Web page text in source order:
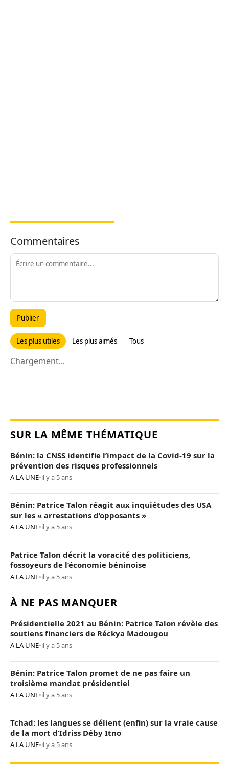
Commentaires
Publier
Les plus utiles Les plus aimés Tous
Chargement...
SUR LA MÊME THÉMATIQUE
Bénin: la CNSS identifie l’impact de la Covid-19 sur la
prévention des risques professionnels
A LA UNE•il y a 5 ans
Bénin: Patrice Talon réagit aux inquiétudes des USA
sur les « arrestations d’opposants »
A LA UNE•il y a 5 ans
Patrice Talon décrit la voracité des politiciens,
fossoyeurs de l’économie béninoise
A LA UNE•il y a 5 ans
À NE PAS MANQUER
Présidentielle 2021 au Bénin: Patrice Talon révèle des
soutiens financiers de Réckya Madougou
A LA UNE•il y a 5 ans
Bénin: Patrice Talon promet de ne pas faire un
troisième mandat présidentiel
A LA UNE•il y a 5 ans
Tchad: les langues se délient (enfin) sur la vraie cause
de la mort d’Idriss Déby Itno
A LA UNE•il y a 5 ans